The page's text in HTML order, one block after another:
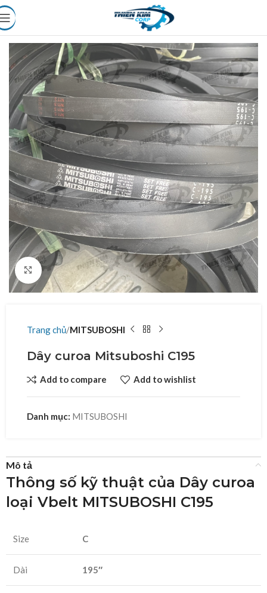
Click to enlarge
Trang chủ MITSUBOSHI
Dây curoa Mitsuboshi C195
Add to compare Add to wishlist
Danh mục: MITSUBOSHI
Mô tả
Thông số kỹ thuật của Dây curoa
loại Vbelt MITSUBOSHI C195
Size C
Dài 195″